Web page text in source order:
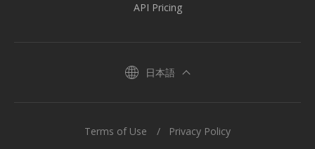
API Pricing
日本語
Terms of Use Privacy Policy